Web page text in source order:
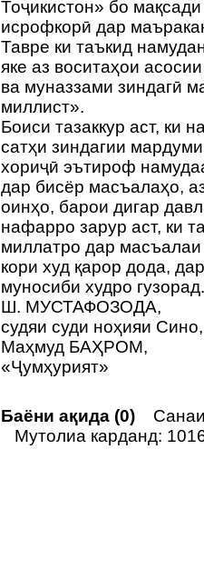
Тоҷикистон» бо
исрофкорӣ дар
Тавре ки таъкид
яке аз воситаҳои
ва муназзами зиндагӣ
миллист».
Боиси тазаккур аст, ки
сатҳи зиндагии
хориҷӣ эътироф
дар бисёр масъалаҳо,
оинҳо, барои дигар
нафарро зарур аст, ки
миллатро дар
кори худ қарор дода,
муносиби худро гузорад.
Ш. МУСТАФОЗОДА,
судяи суди ноҳияи Сино,
Маҳмуд БАҲРОМ,
«Ҷумҳурият»
Баёни ақида (0)
Мутолиа карданд: